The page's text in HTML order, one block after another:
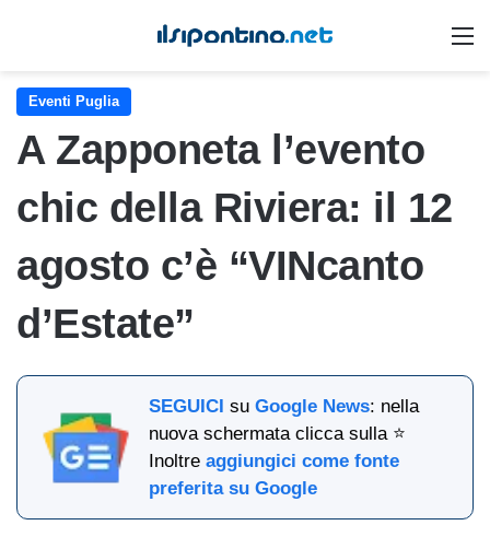
Eventi Puglia
A Zapponeta l’evento
chic della Riviera: il 12
agosto c’è “VINcanto
d’Estate”
SEGUICI suGoogle News: nella
nuova schermata clicca sulla ⭐
Inoltreaggiungici come fonte
preferita su Google